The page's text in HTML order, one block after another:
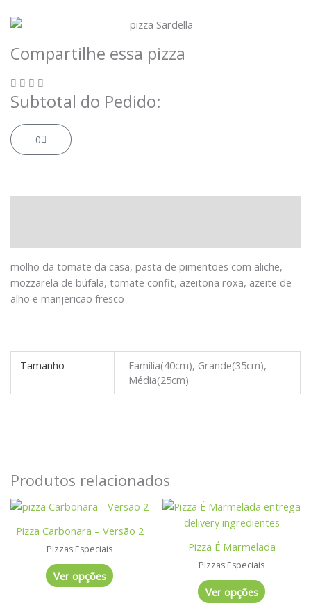
-
Garrafa
1,5l
quantidade
Compartilhe essa pizza
Subtotal do Pedido:
0
Carrinho
molho da tomate da casa, pasta de pimentões com aliche,
mozzarela de búfala, tomate confit, azeitona roxa, azeite de
alho e manjericão fresco
Tamanho
Família(40cm), Grande(35cm),
Média(25cm)
Produtos relacionados
Pizza Carbonara – Versão 2
Pizzas Especiais
Ver opções
Este
tem
várias
variantes.
As
Pizza É Marmelada
Pizzas Especiais
Ver opções
Este
produto
várias
variantes.
opções